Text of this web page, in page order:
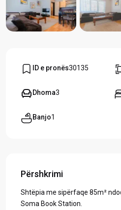
ID e pronës30135
Dhoma3
Banjo1
Përshkrimi
Shtëpia me sipërfaqe 85m²
Soma Book Station.